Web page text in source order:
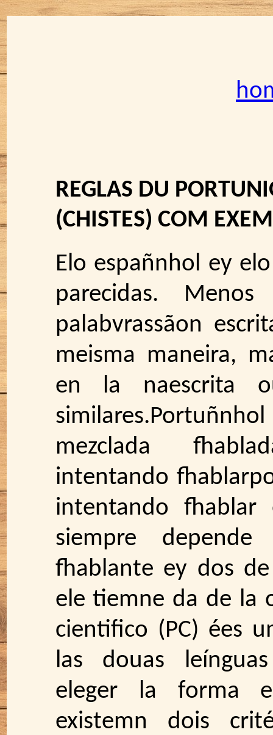
REGLAS DU
(CHISTES) COM
Elo españnhol ey
parecidas.
palabvrassãon
meisma maneira,
en la naescrita
mezclada
intentando
intentando fhablar
siempre
fhablante ey dos
ele tiemne da de la
cientifico (PC) ées
las douas
eleger la forma
existemn dois